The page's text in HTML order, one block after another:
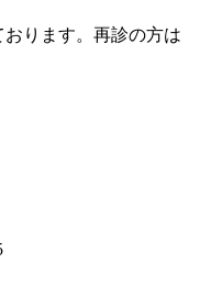
ります。再診の方は